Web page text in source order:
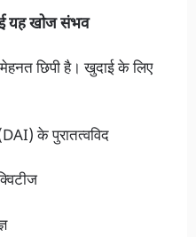
यह खोज संभव
छिपी है। खुदाई के लिए
के पुरातत्वविद